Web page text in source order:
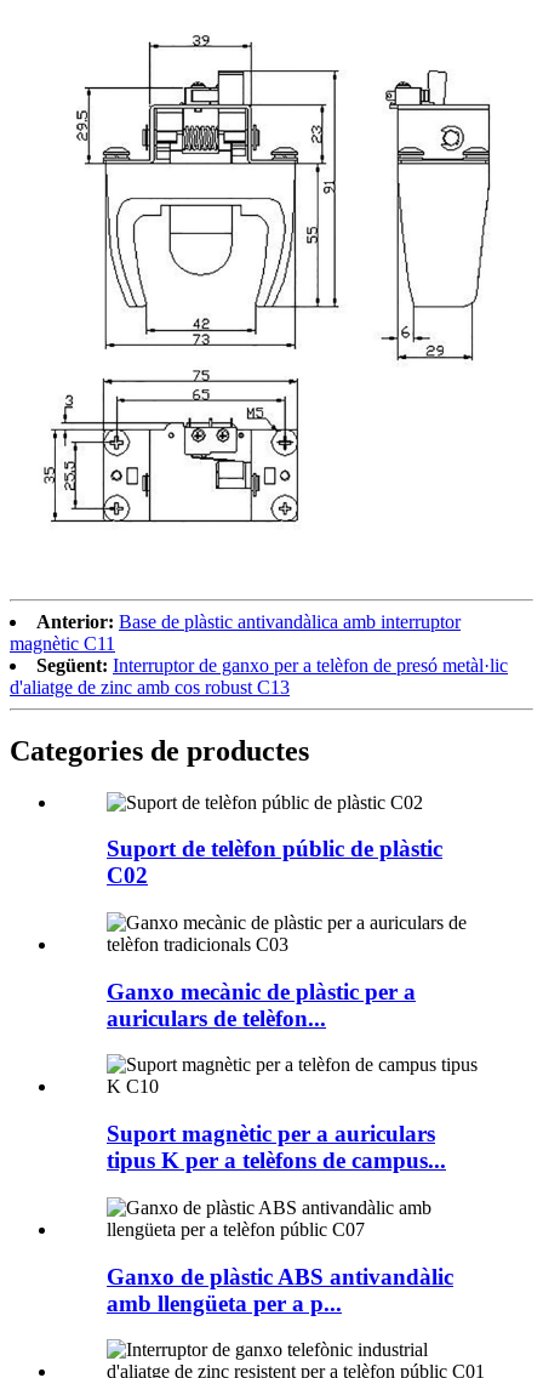
Anterior: Base de plàstic antivandàlica amb interruptor
magnètic C11
Següent: Interruptor de ganxo per a telèfon de presó metàl·lic
d'aliatge de zinc amb cos robust C13
Categories de productes
Suport de telèfon públic de plàstic
C02
Ganxo mecànic de plàstic per a
auriculars de telèfon...
Suport magnètic per a auriculars
tipus K per a telèfons de campus...
Ganxo de plàstic ABS antivandàlic
amb llengüeta per a p...